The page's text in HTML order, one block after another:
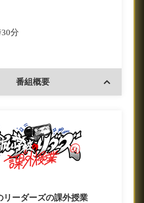
分
番組概要
リーダーズの課外授業